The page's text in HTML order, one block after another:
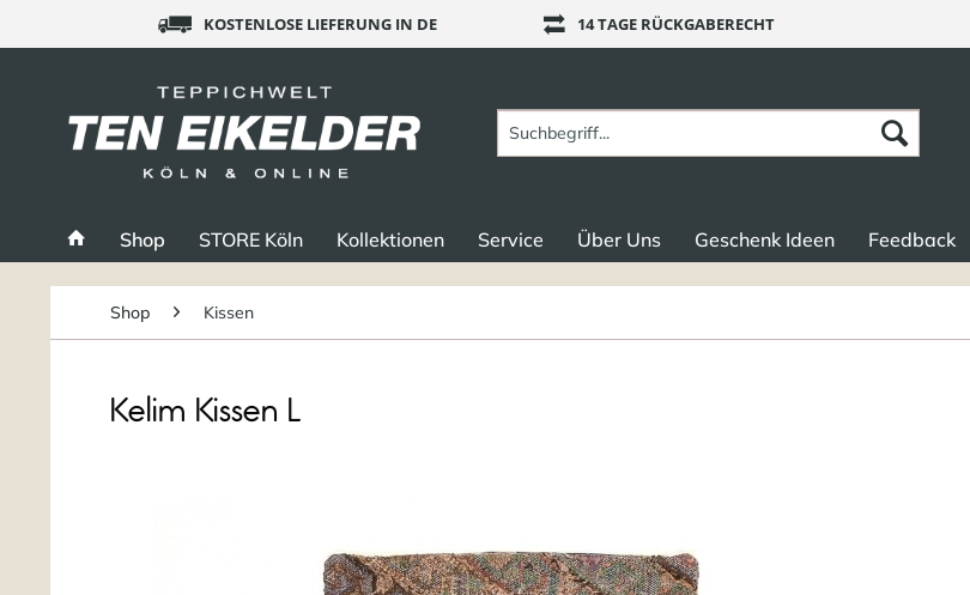
KOSTENLOSE LIEFERUNG IN DE 14 TAGE RÜCKGABERECHT
Shop STORE Köln Kollektionen Service Über Uns Geschenk Ideen Feedback
Shop Kissen
Kelim Kissen L